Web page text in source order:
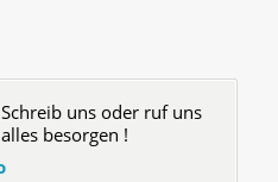
uns oder ruf uns
besorgen !